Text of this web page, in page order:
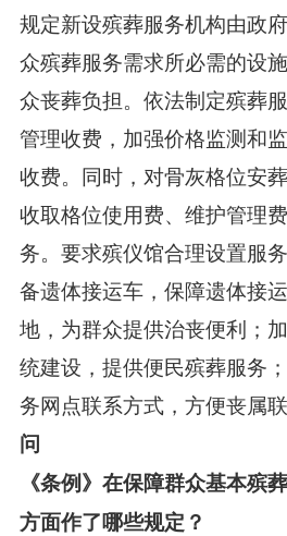
规定新设殡葬服务机构由政
众殡葬服务需求所必需的设
众丧葬负担。依法制定殡葬
管理收费，加强价格监测和
收费。同时，对骨灰格位安
收取格位使用费、维护管理
务。要求殡仪馆合理设置服
备遗体接运车，保障遗体接
地，为群众提供治丧便利；
统建设，提供便民殡葬服务
务网点联系方式，方便丧属联
问
《条例》在保障群众基本殡
方面作了哪些规定？